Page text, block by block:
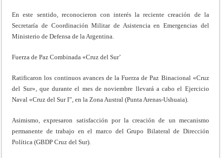
En este sentido, reconocieron con interés la reciente creación de la
Secretaría de Coordinación Militar de Asistencia en Emergencias del
Ministerio de Defensa de la Argentina.
Fuerza de Paz Combinada «Cruz del Sur’
Ratificaron los continuos avances de la Fuerza de Paz Binacional «Cruz
del Sur», que durante el mes de noviembre llevará a cabo el Ejercicio
Naval «Cruz del Sur I”, en la Zona Austral (Punta Arenas-Ushuaia).
Asimismo, expresaron satisfacción por la creación de un mecanismo
permanente de trabajo en el marco del Grupo Bilateral de Dirección
Política (GBDP Cruz del Sur).